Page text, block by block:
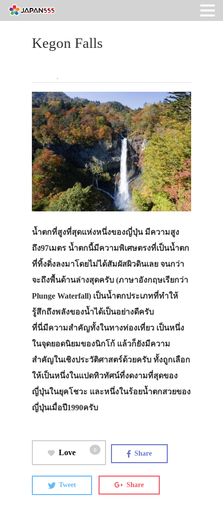
Kegon Falls
น้ำตกที่สูงที่สุดแห่งหนึ่งของญี่ปุ่น มีความสูง
ถึง97เมตร น้ำตกนี้มีความพิเศษตรงที่เป็นน้ำตก
ที่ทิ้งดิ่งลงมาโดยไม่ได้สัมผัสผิวดินเลย จนกว่า
จะถึงพื้นด้านล่างสุดครับ (ภาษาอังกฤษเรียกว่า
Plunge Waterfall) เป็นน้ำตกประเภทที่ทำให้
รู้สึกถึงพลังของน้ำได้เป็นอย่างดีครับ
ที่นี่มีความสำคัญทั้งในทางท่องเที่ยว เป็นหนึ่ง
ในจุดยอดนิยมของนิกโก้ แล้วก็ยังมีความ
สำคัญในเชิงประวัติศาสตร์ด้วยครับ ทั้งถูกเลือก
ให้เป็นหนึ่งในแปดทิวทัศน์ที่งดงามที่สุดของ
ญี่ปุ่นในยุคโชวะ และหนึ่งในร้อยน้ำตกสวยของ
ญี่ปุ่นเมื่อปี1990ครับ
Love 0 Share
Tweet Share